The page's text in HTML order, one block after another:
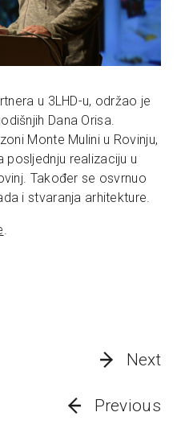
u 3LHD-u, održao je
Dana Orisa.
Monte Mulini u Rovinju,
realizaciju u
Također se osvrnuo
i stvaranja arhitekture.
Next
Previous